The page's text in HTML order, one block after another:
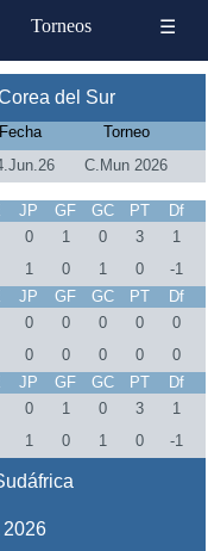
Torneos ☰
del Sur
Fecha
Torneo
C.Mun 2026
JP GF GC PT
Df
0 1 0 3
1
1 0 1 0
-1
JP GF GC PT
Df
0 0 0 0
0
0 0 0 0
0
JP GF GC PT
Df
0 1 0 3
1
1 0 1 0 -1
2026